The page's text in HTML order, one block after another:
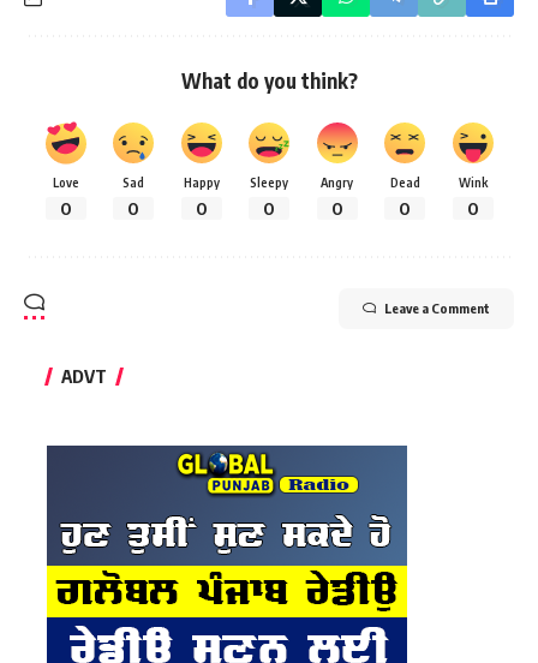
What do you think?
Love
0
Sad
0
Happy
0
Sleepy
0
Angry
0
Dead
0
Wink
0
Leave a Comment
ADVT